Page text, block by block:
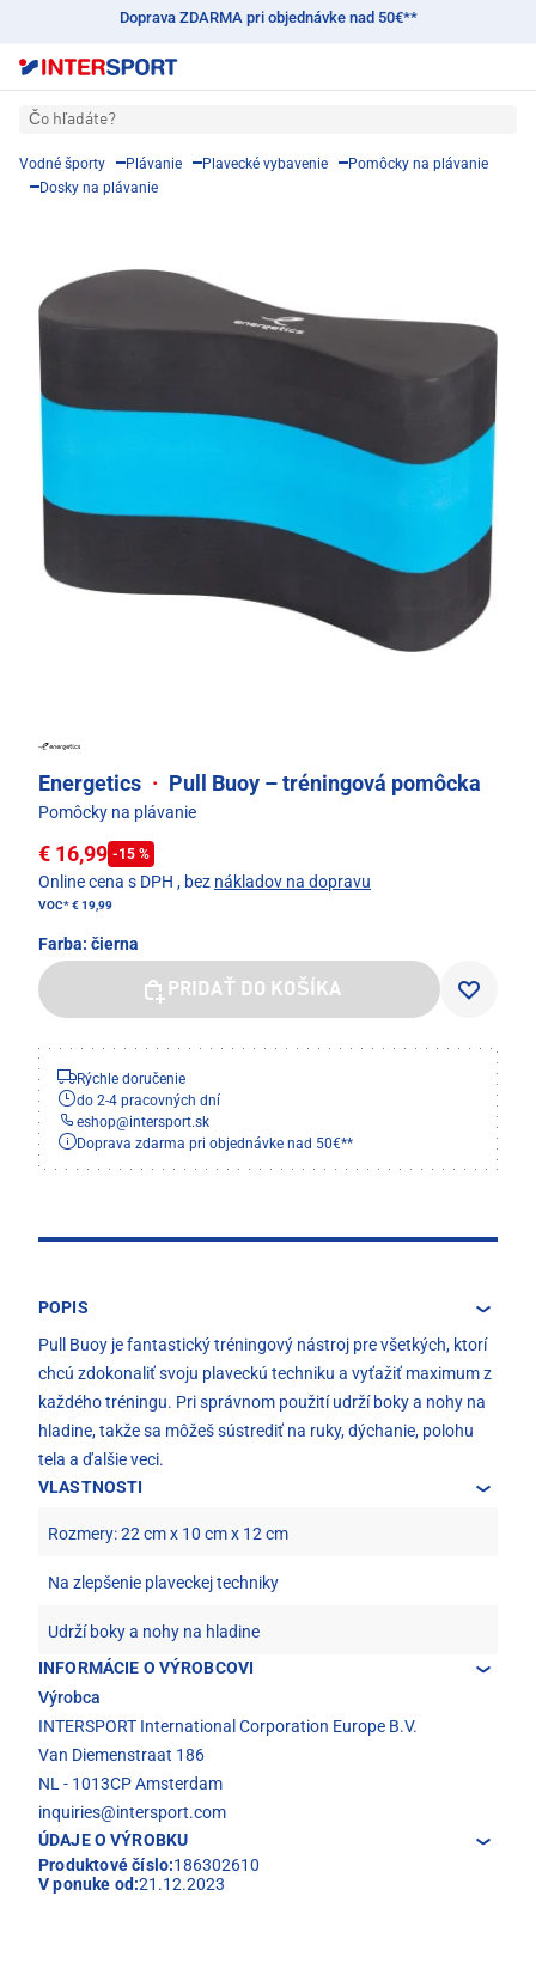
Doprava ZDARMA pri objednávke nad 50€**
Čo hľadáte?
Vodné športy Plávanie Plavecké vybavenie
Pomôcky na plávanie
Dosky na plávanie
Energetics · Pull Buoy – tréningová pomôcka
Pomôcky na plávanie
€ 16,99 -15 %
Online cena s DPH , bez nákladov na dopravu
VOC*€ 19,99
Farba: čierna
PRIDAŤ DO KOŠÍKA
Rýchle doručenie
do 2-4 pracovných dní
eshop@intersport.sk
Doprava zdarma pri objednávke nad 50€**
POPIS
Pull Buoy je fantastický tréningový nástroj pre všetkých, ktorí
chcú zdokonaliť svoju plaveckú techniku a vyťažiť maximum z
každého tréningu. Pri správnom použití udrží boky a nohy na
hladine, takže sa môžeš sústrediť na ruky, dýchanie, polohu
tela a ďalšie veci.
VLASTNOSTI
Rozmery: 22 cm x 10 cm x 12 cm
Na zlepšenie plaveckej techniky
Udrží boky a nohy na hladine
INFORMÁCIE O VÝROBCOVI
Výrobca
INTERSPORT International Corporation Europe B.V.
Van Diemenstraat 186
NL - 1013CP Amsterdam
inquiries@intersport.com
ÚDAJE O VÝROBKU
Produktové číslo:186302610
V ponuke od:21.12.2023